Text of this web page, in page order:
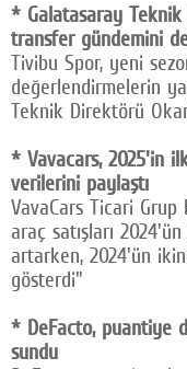
* Galatasaray Teknik
transfer gündemini
Tivibu Spor, yeni
değerlendirmelerin
Teknik Direktörü
* Vavacars, 2025'in
verilerini paylaştı
VavaCars Ticari Grup
araç satışları
artarken, 2024'ün
gösterdi"
* DeFacto, puantiye
sundu